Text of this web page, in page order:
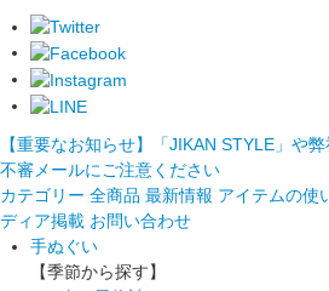
【重要なお知らせ】「JIKAN STYLE」や
不審メールにご注意ください
カテゴリー 全商品 最新情報 アイテムの使
ディア掲載 お問い合わせ
手ぬぐい
【季節から探す】